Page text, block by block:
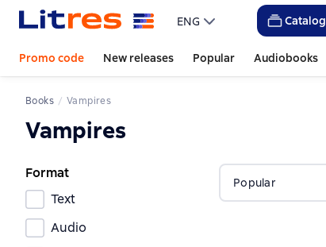
ENG Catalog
Promo code New releases Popular Audiobooks
Books Vampires
Vampires
Format
Text
Audio
Popular